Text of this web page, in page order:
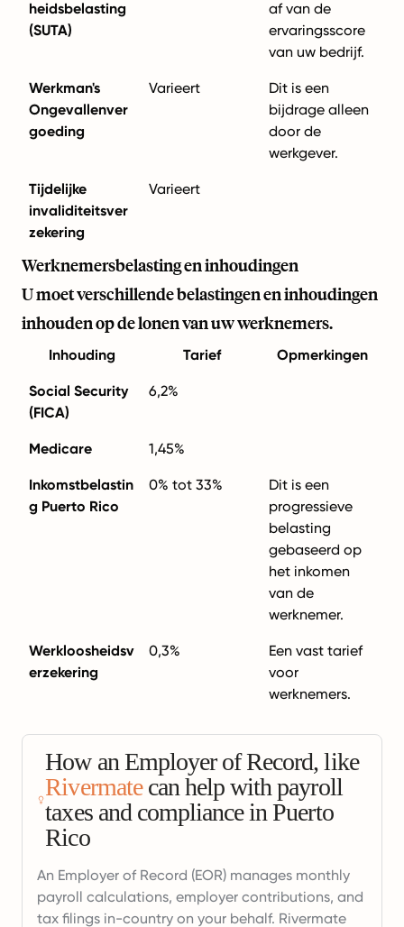
heidsbelasting
(SUTA)
af van de
ervaringsscore
van uw bedrijf.
Werkman's
Ongevallenver
goeding
Varieert
Dit is een
bijdrage alleen
door de
werkgever.
Tijdelijke
invaliditeitsver
zekering
Varieert
Werknemersbelasting en inhoudingen
U moet verschillende belastingen en inhoudingen
inhouden op de lonen van uw werknemers.
Inhouding Tarief Opmerkingen
Social Security
(FICA)
6,2%
Medicare 1,45%
Inkomstbelastin
g Puerto Rico
0% tot 33%
Dit is een
progressieve
belasting
gebaseerd op
het inkomen
van de
werknemer.
Werkloosheidsv
erzekering
0,3%
Een vast tarief
voor
werknemers.
How an Employer of Record, like
Rivermatecan help with payroll
taxes and compliance in Puerto
Rico
An Employer of Record (EOR) manages monthly
payroll calculations, employer contributions, and
tax filings in-country on your behalf. Rivermate